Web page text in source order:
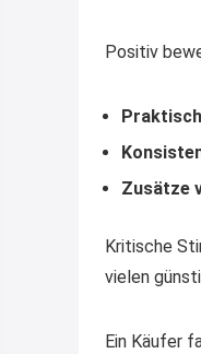
Positiv
Zusätze
Kritische
vielen
Ein Käufer